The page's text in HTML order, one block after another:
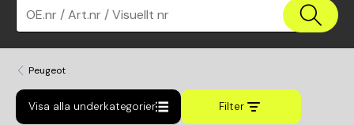
OE.nr / Art.nr / Visuellt nr
Peugeot
Visa alla underkategorier Filter